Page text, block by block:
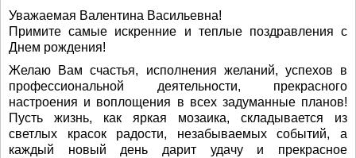
Уважаемая Валентина Васильевна!
Примите самые искренние и теплые поздравления с
Днем рождения!
Желаю Вам счастья, исполнения желаний, успехов в
профессиональной деятельности, прекрасного
настроения и воплощения в всех задуманные планов!
Пусть жизнь, как яркая мозаика, складывается из
светлых красок радости, незабываемых событий, а
каждый новый день дарит удачу и прекрасное